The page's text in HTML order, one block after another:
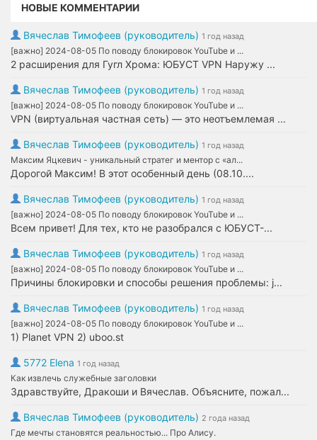
НОВЫЕ КОММЕНТАРИИ
Вячеслав Тимофеев (руководитель) 1 год назад
[важно] 2024-08-05 По поводу блокировок YouTube и ...
2 расширения для Гугл Хрома: ЮБУСТ VPN Наружу ...
Вячеслав Тимофеев (руководитель) 1 год назад
[важно] 2024-08-05 По поводу блокировок YouTube и ...
VPN (виртуальная частная сеть) — это неотъемлемая ...
Вячеслав Тимофеев (руководитель) 1 год назад
Максим Яцкевич - уникальный стратег и ментор с «ал...
Дорогой Максим! В этот особенный день (08.10....
Вячеслав Тимофеев (руководитель) 1 год назад
[важно] 2024-08-05 По поводу блокировок YouTube и ...
Всем привет! Для тех, кто не разобрался с ЮБУСТ-...
Вячеслав Тимофеев (руководитель) 1 год назад
[важно] 2024-08-05 По поводу блокировок YouTube и ...
Причины блокировки и способы решения проблемы: j...
Вячеслав Тимофеев (руководитель) 1 год назад
[важно] 2024-08-05 По поводу блокировок YouTube и ...
1) Planet VPN 2) uboo.st
5772 Elena 1 год назад
Как извлечь служебные заголовки
Здравствуйте, Дракоши и Вячеслав. Объясните, пожал...
Вячеслав Тимофеев (руководитель) 2 года назад
Где мечты становятся реальностью... Про Алису.